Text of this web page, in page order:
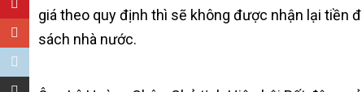
giá theo quy định thì sẽ không được nhận lại tiền
sách nhà nước.